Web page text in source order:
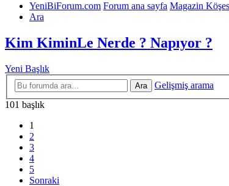
YeniBiForum.com Forum ana sayfa Magazin
Ara
Kim KiminLe Nerde ? Napıyor ?
Yeni Başlık
Ara
Gelişmiş arama
101 başlık
1
2
3
4
5
Sonraki